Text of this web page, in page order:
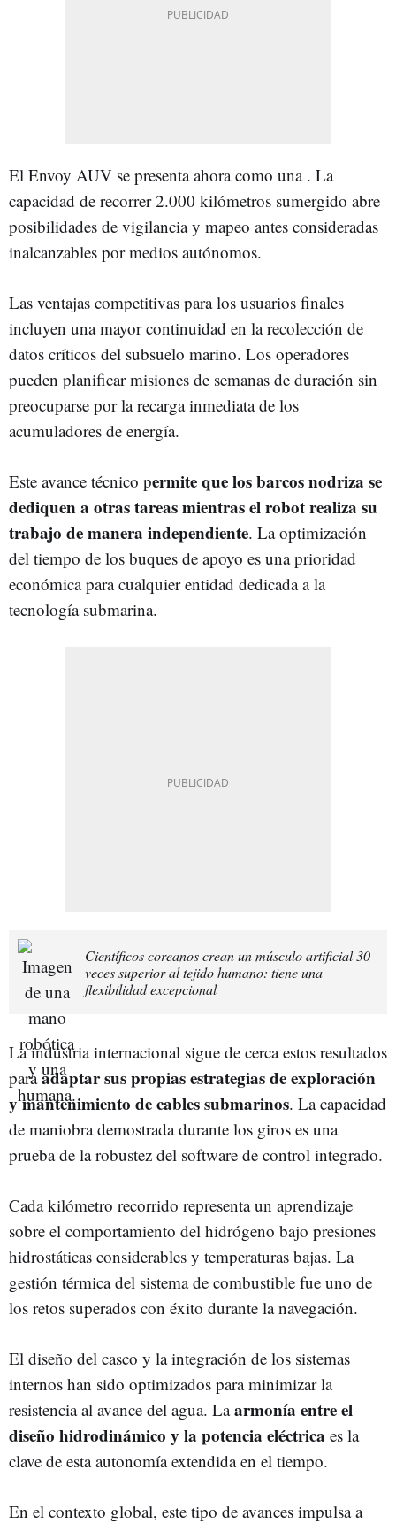
El Envoy AUV se presenta ahora como una . La
capacidad de recorrer 2.000 kilómetros sumergido abre
posibilidades de vigilancia y mapeo antes consideradas
inalcanzables por medios autónomos.
Las ventajas competitivas para los usuarios finales
incluyen una mayor continuidad en la recolección de
datos críticos del subsuelo marino. Los operadores
pueden planificar misiones de semanas de duración sin
preocuparse por la recarga inmediata de los
acumuladores de energía.
Este avance técnico permite que los barcos nodriza se
dediquen a otras tareas mientras el robot realiza su
trabajo de manera independiente. La optimización
del tiempo de los buques de apoyo es una prioridad
económica para cualquier entidad dedicada a la
tecnología submarina.
Científicos coreanos crean un músculo artificial 30
veces superior al tejido humano: tiene una
flexibilidad excepcional
La industria internacional sigue de cerca estos resultados
paraadaptar sus propias estrategias de exploración
y mantenimiento de cables submarinos. La capacidad
de maniobra demostrada durante los giros es una
prueba de la robustez del software de control integrado.
Cada kilómetro recorrido representa un aprendizaje
sobre el comportamiento del hidrógeno bajo presiones
hidrostáticas considerables y temperaturas bajas. La
gestión térmica del sistema de combustible fue uno de
los retos superados con éxito durante la navegación.
El diseño del casco y la integración de los sistemas
internos han sido optimizados para minimizar la
resistencia al avance del agua. Laarmonía entre el
diseño hidrodinámico y la potencia eléctrica es la
clave de esta autonomía extendida en el tiempo.
En el contexto global, este tipo de avances impulsa a